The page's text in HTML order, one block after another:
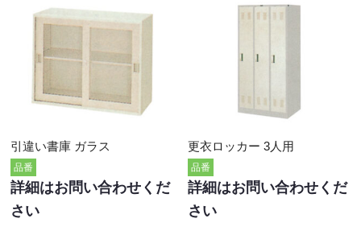
引違い書庫 ガラス
品番
詳細はお問い合わせくだ
さい
更衣ロッカー 3人用
品番
詳細はお問い合わせくだ
さい